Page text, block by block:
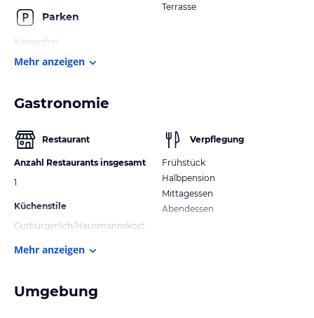
Parken
Kostenfrei
Terrasse
Mehr anzeigen
Gastronomie
Restaurant
Anzahl Restaurants insgesamt
1
Küchenstile
Gutbürgerlich/Hausmannskost
Verpflegung
Frühstück
Halbpension
Mittagessen
Abendessen
Mehr anzeigen
Umgebung